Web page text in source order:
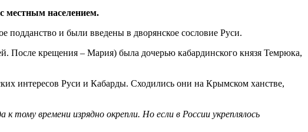
местным населением.
подданство и были введены в дворянское сословие Руси.
После крещения – Мария) была дочерью кабардинского князя Темрюка,
интересов Руси и Кабарды. Сходились они на Крымском ханстве,
тому времени изрядно окрепли. Но если в России укреплялось